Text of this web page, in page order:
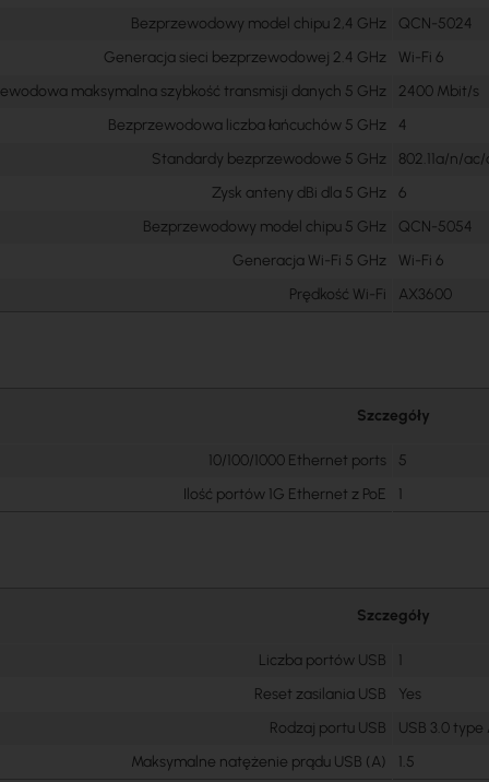
Bezprzewodowy model chipu 2,4 GHz
QCN-5024
Generacja sieci bezprzewodowej 2.4 GHz
Wi-Fi 6
maksymalna szybkość transmisji danych 5 GHz
2400 Mbit/s
Bezprzewodowa liczba łańcuchów 5 GHz
4
Standardy bezprzewodowe 5 GHz
802.11a/n/
Zysk anteny dBi dla 5 GHz
6
Bezprzewodowy model chipu 5 GHz
QCN-5054
Generacja Wi-Fi 5 GHz
Wi-Fi 6
Prędkość Wi-Fi
AX3600
Szczegóły
10/100/1000 Ethernet ports
5
Ilość portów 1G Ethernet z PoE
1
Szczegóły
Liczba portów USB
1
Reset zasilania USB
Yes
Rodzaj portu USB
USB 3.0 type
Maksymalne natężenie prądu USB (A)
1.5